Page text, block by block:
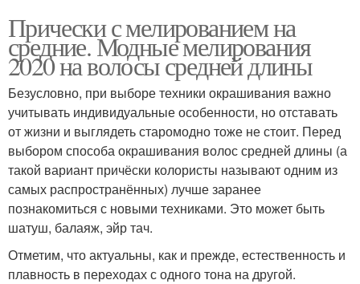
Прически с мелированием на
средние. Модные мелирования
2020 на волосы средней длины
Безусловно, при выборе техники окрашивания важно
учитывать индивидуальные особенности, но отставать
от жизни и выглядеть старомодно тоже не стоит. Перед
выбором способа окрашивания волос средней длины (а
такой вариант причёски колористы называют одним из
самых распространённых) лучше заранее
познакомиться с новыми техниками. Это может быть
шатуш, балаяж, эйр тач.
Отметим, что актуальны, как и прежде, естественность и
плавность в переходах с одного тона на другой.